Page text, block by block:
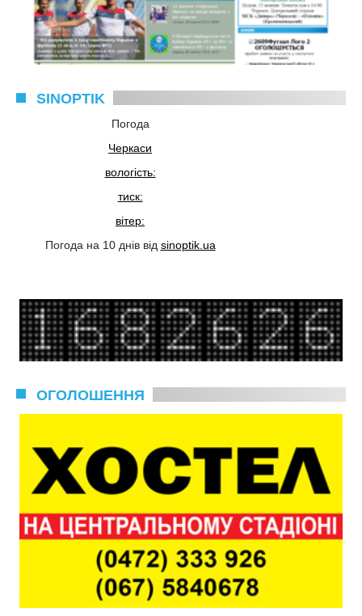
SINOPTIK
Погода
Черкаси
вологість:
тиск:
вітер:
Погода на 10 днів від sinoptik.ua
ОГОЛОШЕННЯ